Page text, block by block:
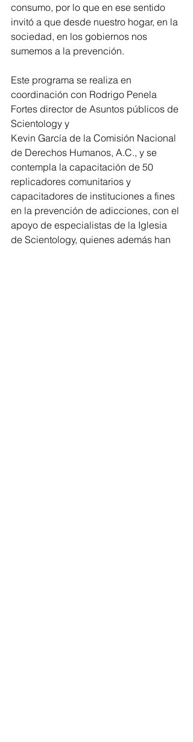
consumo, por lo que en ese sentido
invitó a que desde nuestro hogar, en la
sociedad, en los gobiernos nos
sumemos a la prevención.
Este programa se realiza en
coordinación con Rodrigo Penela
Fortes director de Asuntos públicos de
Scientology y
Kevin García de la Comisión Nacional
de Derechos Humanos, A.C., y se
contempla la capacitación de 50
replicadores comunitarios y
capacitadores de instituciones a fines
en la prevención de adicciones, con el
apoyo de especialistas de la Iglesia
de Scientology, quienes además han